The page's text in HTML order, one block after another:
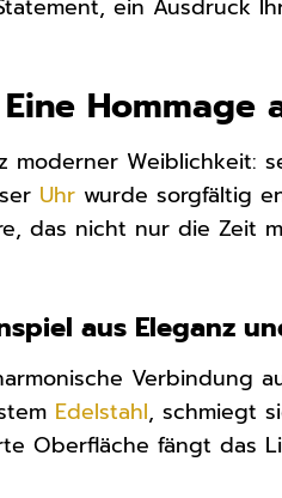
ein Ausdruck
Hommage
moderner Weiblichkeit:
Uhr wurde sorgfältig
das nicht nur die Zeit
aus Eleganz
Verbindung
Edelstahl, schmiegt
Oberfläche fängt das